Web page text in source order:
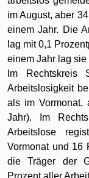
im August, aber
einem Jahr. Die
lag mit 0,1
einem Jahr lag sie
Im
Arbeitslosigkeit
als im Vormonat,
Jahr). Im
Arbeitslose
Vormonat und 16
die Träger der